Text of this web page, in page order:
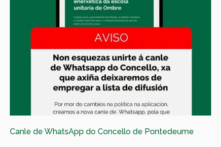
Canle de WhatsApp do Concello de Pontedeume